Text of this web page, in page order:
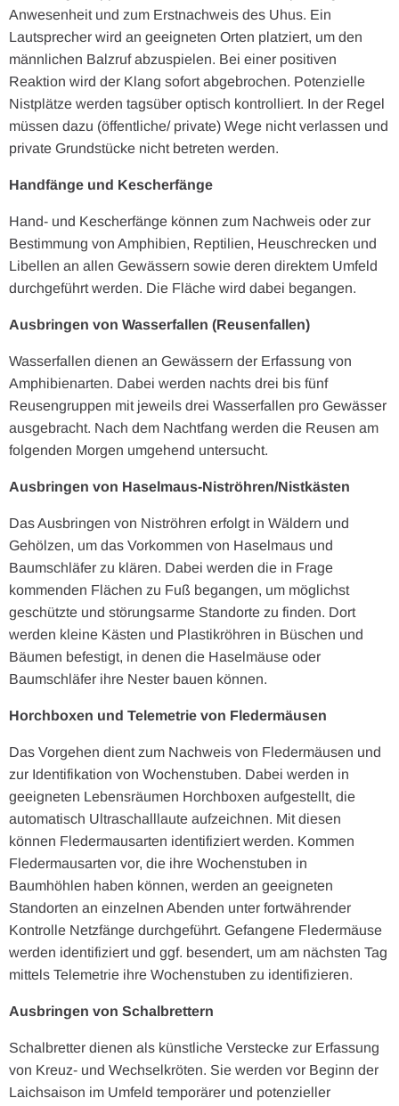
Anwesenheit und zum Erstnachweis des Uhus. Ein
Lautsprecher wird an geeigneten Orten platziert, um den
männlichen Balzruf abzuspielen. Bei einer positiven
Reaktion wird der Klang sofort abgebrochen. Potenzielle
Nistplätze werden tagsüber optisch kontrolliert. In der Regel
müssen dazu (öffentliche/ private) Wege nicht verlassen und
private Grundstücke nicht betreten werden.
Handfänge und Kescherfänge
Hand- und Kescherfänge können zum Nachweis oder zur
Bestimmung von Amphibien, Reptilien, Heuschrecken und
Libellen an allen Gewässern sowie deren direktem Umfeld
durchgeführt werden. Die Fläche wird dabei begangen.
Ausbringen von Wasserfallen (Reusenfallen)
Wasserfallen dienen an Gewässern der Erfassung von
Amphibienarten. Dabei werden nachts drei bis fünf
Reusengruppen mit jeweils drei Wasserfallen pro Gewässer
ausgebracht. Nach dem Nachtfang werden die Reusen am
folgenden Morgen umgehend untersucht.
Ausbringen von Haselmaus-Niströhren/Nistkästen
Das Ausbringen von Niströhren erfolgt in Wäldern und
Gehölzen, um das Vorkommen von Haselmaus und
Baumschläfer zu klären. Dabei werden die in Frage
kommenden Flächen zu Fuß begangen, um möglichst
geschützte und störungsarme Standorte zu finden. Dort
werden kleine Kästen und Plastikröhren in Büschen und
Bäumen befestigt, in denen die Haselmäuse oder
Baumschläfer ihre Nester bauen können.
Horchboxen und Telemetrie von Fledermäusen
Das Vorgehen dient zum Nachweis von Fledermäusen und
zur Identifikation von Wochenstuben. Dabei werden in
geeigneten Lebensräumen Horchboxen aufgestellt, die
automatisch Ultraschalllaute aufzeichnen. Mit diesen
können Fledermausarten identifiziert werden. Kommen
Fledermausarten vor, die ihre Wochenstuben in
Baumhöhlen haben können, werden an geeigneten
Standorten an einzelnen Abenden unter fortwährender
Kontrolle Netzfänge durchgeführt. Gefangene Fledermäuse
werden identifiziert und ggf. besendert, um am nächsten Tag
mittels Telemetrie ihre Wochenstuben zu identifizieren.
Ausbringen von Schalbrettern
Schalbretter dienen als künstliche Verstecke zur Erfassung
von Kreuz- und Wechselkröten. Sie werden vor Beginn der
Laichsaison im Umfeld temporärer und potenzieller